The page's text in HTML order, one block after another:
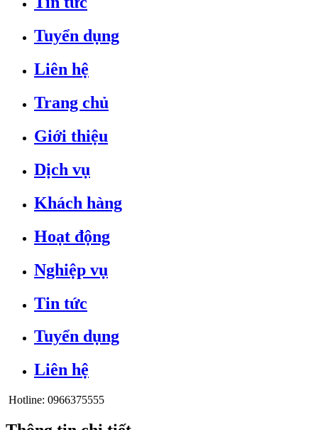
Tuyển dụng
Liên hệ
Trang chủ
Giới thiệu
Dịch vụ
Khách hàng
Hoạt động
Nghiệp vụ
Tin tức
Tuyển dụng
Liên hệ
Hotline: 0966375555